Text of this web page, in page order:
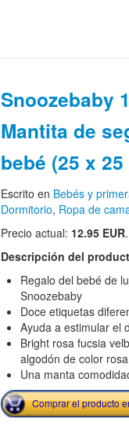
Snoozebaby
Mantita de
bebé (25 x
Escrito en Bebés y
Dormitorio, Ropa de
Precio actual: 12.95 EUR.
Descripción del
Regalo del bebé de
Snoozebaby
Doce etiquetas
Ayuda a estimular el
Bright rosa fucsia
algodón de color
Una manta
Comprar el producto